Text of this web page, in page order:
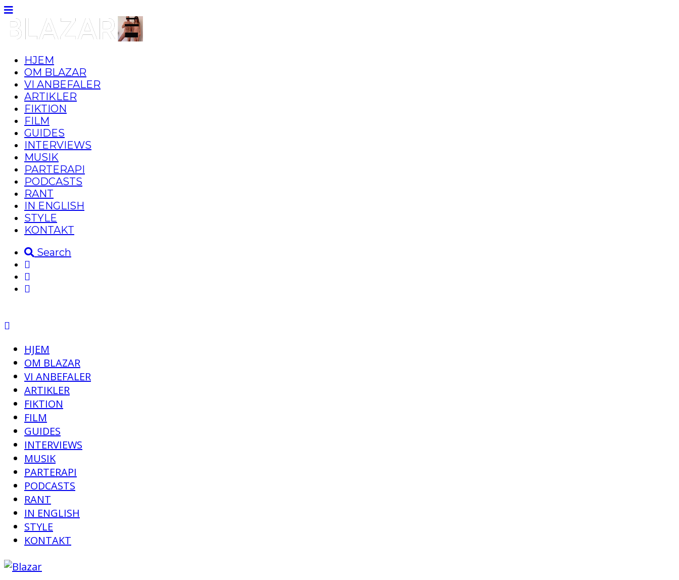
HJEM
OM BLAZAR
VI ANBEFALER
ARTIKLER
FIKTION
FILM
GUIDES
INTERVIEWS
MUSIK
PARTERAPI
PODCASTS
RANT
IN ENGLISH
STYLE
KONTAKT
Search
HJEM
OM BLAZAR
VI ANBEFALER
ARTIKLER
FIKTION
FILM
GUIDES
INTERVIEWS
MUSIK
PARTERAPI
PODCASTS
RANT
IN ENGLISH
STYLE
KONTAKT